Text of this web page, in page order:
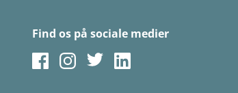
Find os på sociale medier
FacebookInstagram
Twitter